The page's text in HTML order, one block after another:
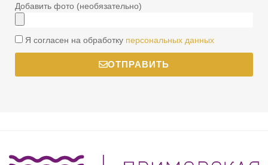
Добавить фото (необязательно)
Я согласен на обработку персональных данных
ОТПРАВИТЬ